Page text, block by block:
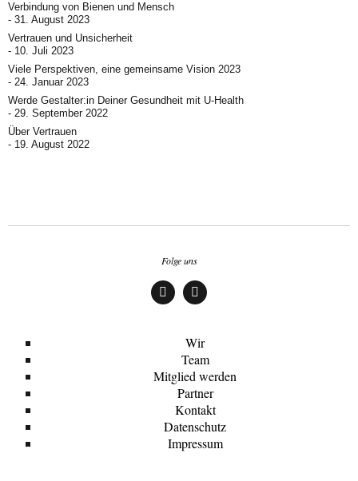
Verbindung von Bienen und Mensch
31. August 2023
Vertrauen und Unsicherheit
10. Juli 2023
Viele Perspektiven, eine gemeinsame Vision 2023
24. Januar 2023
Werde Gestalter:in Deiner Gesundheit mit U-Health
29. September 2022
Über Vertrauen
19. August 2022
Folge uns
m
Wir
Team
Mitglied werden
Partner
Kontakt
Datenschutz
Impressum